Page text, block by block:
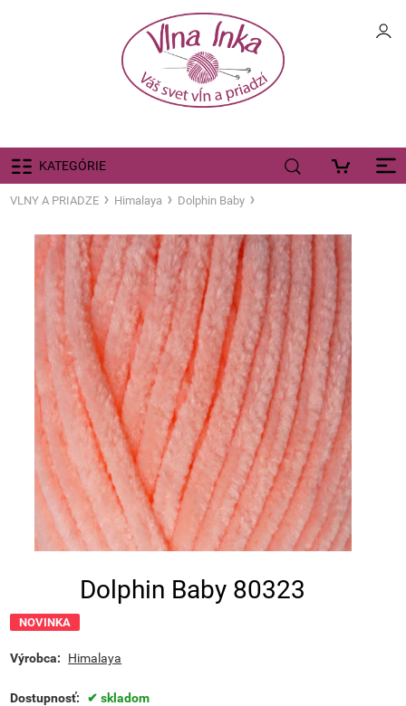
KATEGÓRIE
VLNY A PRIADZE Himalaya Dolphin Baby
Dolphin Baby 80323
NOVINKA
Výrobca: Himalaya
Dostupnosť: skladom